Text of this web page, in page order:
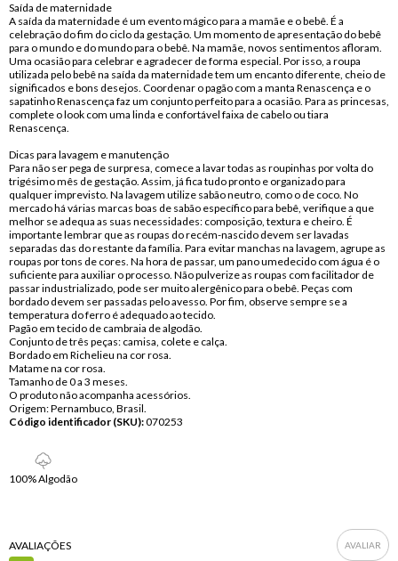
Código identificador (SKU):070253
Saída de maternidade
A saída da maternidade é um evento mágico para a mamãe e o bebê. É a
celebração do fim do ciclo da gestação. Um momento de apresentação do bebê
para o mundo e do mundo para o bebê. Na mamãe, novos sentimentos afloram.
Uma ocasião para celebrar e agradecer de forma especial. Por isso, a roupa
utilizada pelo bebê na saída da maternidade tem um encanto diferente, cheio de
significados e bons desejos. Coordenar o pagão com a manta Renascença e o
sapatinho Renascença faz um conjunto perfeito para a ocasião. Para as princesas,
complete o look com uma linda e confortável faixa de cabelo ou tiara
Renascença.
Dicas para lavagem e manutenção
Para não ser pega de surpresa, comece a lavar todas as roupinhas por volta do
trigésimo mês de gestação. Assim, já fica tudo pronto e organizado para
qualquer imprevisto. Na lavagem utilize sabão neutro, como o de coco. No
mercado há várias marcas boas de sabão específico para bebê, verifique a que
melhor se adequa as suas necessidades: composição, textura e cheiro. É
importante lembrar que as roupas do recém-nascido devem ser lavadas
separadas das do restante da família. Para evitar manchas na lavagem, agrupe as
roupas por tons de cores. Na hora de passar, um pano umedecido com água é o
suficiente para auxiliar o processo. Não pulverize as roupas com facilitador de
passar industrializado, pode ser muito alergênico para o bebê. Peças com
bordado devem ser passadas pelo avesso. Por fim, observe sempre se a
temperatura do ferro é adequado ao tecido.
Pagão em tecido de cambraia de algodão.
Conjunto de três peças: camisa, colete e calça.
Bordado em Richelieu na cor rosa.
Matame na cor rosa.
Tamanho de 0 a 3 meses.
O produto não acompanha acessórios.
Origem: Pernambuco, Brasil.
100% Algodão
AVALIAÇÕES